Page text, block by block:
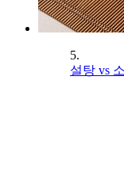
5.
설탕 vs